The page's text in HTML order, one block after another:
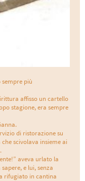
più
affisso un cartello
stagione, era sempre
di ristorazione su
scivolava insieme ai
aveva urlato la
e lui, senza
rifugiato in cantina